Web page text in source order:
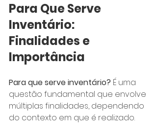
Para Que Serve
Inventário:
Finalidades e
Importância
Para que serve inventário? É uma
questão fundamental que envolve
múltiplas finalidades, dependendo
do contexto em que é realizado.